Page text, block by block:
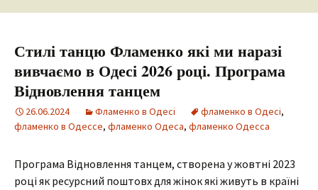
Стилі танцю Фламенко які ми наразі
вивчаємо в Одесі 2026 році. Програма
Відновлення танцем
26.06.2024 Фламенко в Одесі фламенко в Одесі,
фламенко в Одессе, фламенко Одеса, фламенко Одесса
Програма Відновлення танцем, створена у жовтні 2023
році як ресурсний поштовх для жінок які живуть в країні